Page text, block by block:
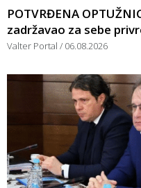
POTVRĐENA
zadržavao za sebe
Valter Portal 06.08.2026